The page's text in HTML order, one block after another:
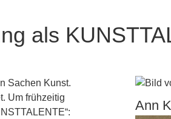
als
Sachen Kunst.
Um frühzeitig
Ann